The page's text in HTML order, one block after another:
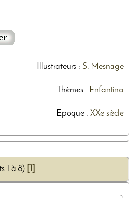
Illustrateurs: S. Mesnage
Thèmes: Enfantina
Epoque : XXe siècle
1 à 8)